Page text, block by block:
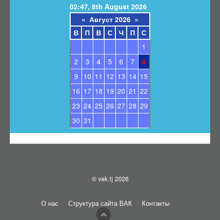
02:47, 8th August 2026
« Август 2026 »
В
П В С Ч П
С
1
2
3 4 5 6 7
8
9
10 11 12 13 14 15
16 17 18 19 20 21 22
23 24 25 26 27 28 29
30 31
© vak.tj 2026
О нас Структура сайта ВАК Контакты